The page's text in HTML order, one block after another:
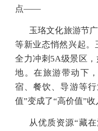
点——
玉珞文化旅游节
等新业态悄然兴起
全力冲刺5A级景区
地。在旅游带动下
宿、餐饮、导游等
值”变成了“高价值”收
从优质资源“藏